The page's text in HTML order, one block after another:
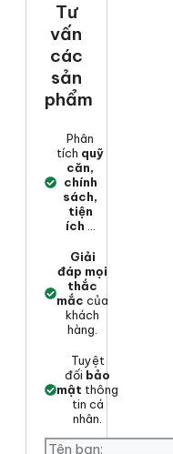
Tư
vấn
các
sản
phẩm
Phân
tích quỹ
căn,
chính
sách,
tiện
ích
Giải
đáp mọi
thắc
mắc của
khách
hàng.
Tuyệt
đối bảo
mật thông
tin cá
nhân.